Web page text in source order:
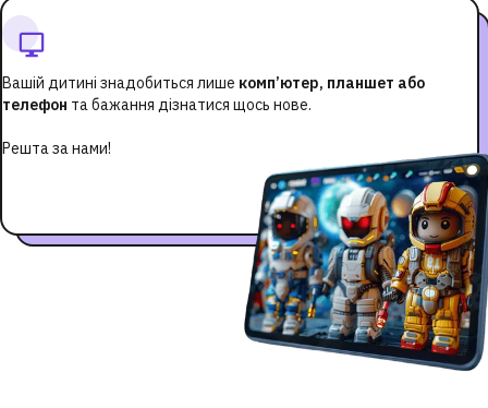
Вашій дитині знадобиться лише комп’ютер, планшет або
телефон та бажання дізнатися щось нове.
Решта за нами!